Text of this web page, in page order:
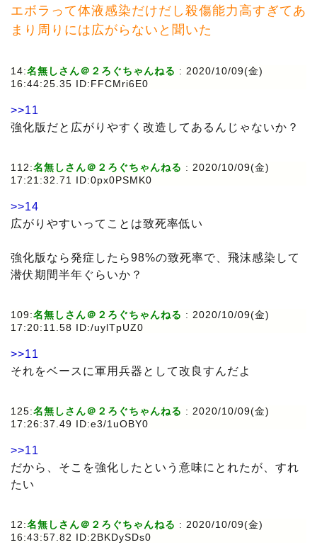
エボラって体液感染だけだし殺傷能力高すぎてあ
まり周りには広がらないと聞いた
14:名無しさん＠２ろぐちゃんねる : 2020/10/09(金)
16:44:25.35 ID:FFCMri6E0
>>11
強化版だと広がりやすく改造してあるんじゃないか？
112:名無しさん＠２ろぐちゃんねる : 2020/10/09(金)
17:21:32.71 ID:0px0PSMK0
>>14
広がりやすいってことは致死率低い
強化版なら発症したら98%の致死率で、飛沫感染して
潜伏期間半年ぐらいか？
109:名無しさん＠２ろぐちゃんねる : 2020/10/09(金)
17:20:11.58 ID:/uylTpUZ0
>>11
それをベースに軍用兵器として改良すんだよ
125:名無しさん＠２ろぐちゃんねる : 2020/10/09(金)
17:26:37.49 ID:e3/1uOBY0
>>11
だから、そこを強化したという意味にとれたが、すれ
たい
12:名無しさん＠２ろぐちゃんねる : 2020/10/09(金)
16:43:57.82 ID:2BKDySDs0